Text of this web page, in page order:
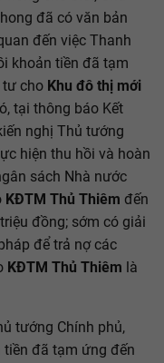
đã có văn bản
đến việc Thanh
khoản tiền đã tạm
tư cho Khu đô thị mới
tại thông báo Kết
nghị Thủ tướng
hiện thu hồi và hoàn
sách Nhà nước
KĐTM Thủ Thiêm đến
đồng; sớm có giải
để trả nợ các
KĐTM Thủ Thiêm là
tướng Chính phủ,
tiền đã tạm ứng đến